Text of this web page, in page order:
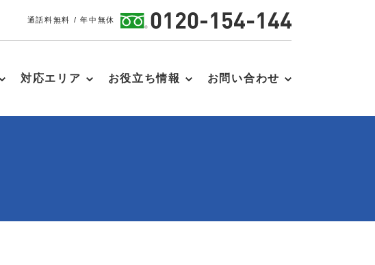
通話料無料 / 年中無休
対応エリア お役立ち情報 お問い合わせ